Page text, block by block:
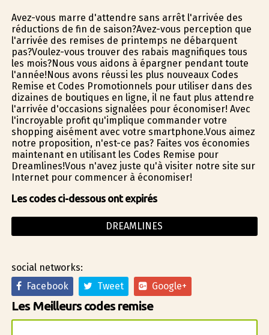
Avez-vous marre d'attendre sans arrêt l'arrivée des
réductions de fin de saison?Avez-vous perception que
l'arrivée des remises de printemps ne débarquent
pas?Voulez-vous trouver des rabais magnifiques tous
les mois?Nous vous aidons à épargner pendant toute
l'année!Nous avons réussi les plus nouveaux Codes
Remise et Codes Promotionnels pour utiliser dans des
dizaines de boutiques en ligne, il ne faut plus attendre
l'arrivée d'occasions signalées pour économiser! Avec
l'incroyable profit qu'implique commander votre
shopping aisément avec votre smartphone.Vous aimez
notre proposition, n'est-ce pas? Faites vos économies
maintenant en utilisant les Codes Remise pour
Dreamlines!Vous n'avez juste qu'à visiter notre site sur
Internet pour commencer à économiser!
Les codes ci-dessous ont expirés
DREAMLINES
social networks:
Facebook
Tweet Google+
Les Meilleurs codes remise